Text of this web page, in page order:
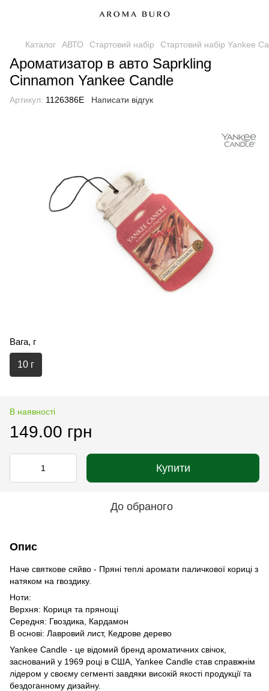
Каталог АВТО Стартовий набір Стартовий набір Yankee
Ароматизатор в авто Saprkling
Cinnamon Yankee Candle
Артикул: 1126386E Написати відгук
Вага, г
10 г
В наявності
149.00 грн
Купити
До обраного
Опис
Наче святкове сяйво - Пряні теплі аромати паличкової кориці з
натяком на гвоздику.
Ноти:
Верхня: Кориця та прянощі
Середня: Гвоздика, Кардамон
В основі: Лавровий лист, Кедрове дерево
Yankee Candle - це відомий бренд ароматичних свічок,
заснований у 1969 році в США, Yankee Candle став справжнім
лідером у своєму сегменті завдяки високій якості продукції та
бездоганному дизайну.